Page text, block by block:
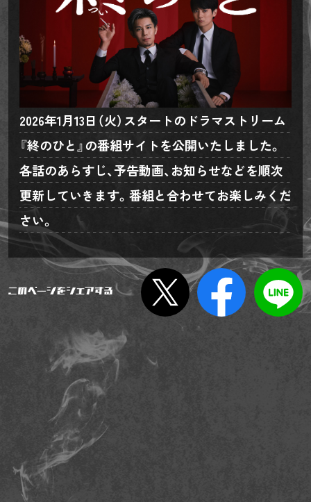
2026年1月13日（火）スタートのドラマストリーム
『終のひと』の番組サイトを公開いたしました。
各話のあらすじ、予告動画、お知らせなどを順次
更新していきます。番組と合わせてお楽しみくだ
さい。
X Facebook